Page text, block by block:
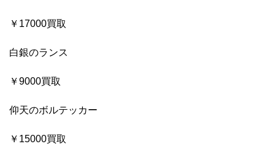
￥17000買取
白銀のランス
￥9000買取
仰天のボルテッカー
￥15000買取